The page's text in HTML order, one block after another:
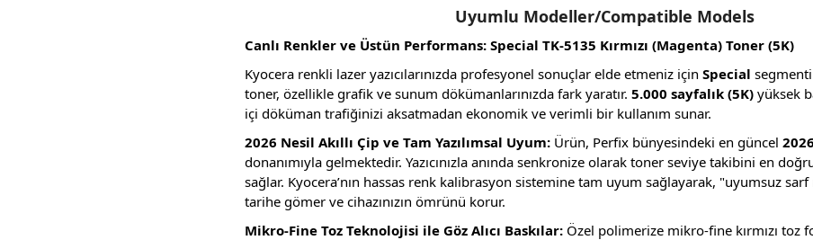
Uyumlu Modeller/Compatible Models
Canlı Renkler ve Üstün Performans: Special TK-5135 Kırmızı (Magenta) Toner (5K)
Kyocera renkli lazer yazıcılarınızda profesyonel sonuçlar elde etmeniz için Special
toner, özellikle grafik ve sunum dökümanlarınızda fark yaratır. 5.000 sayfalık (5K) yüksek
içi döküman trafiğinizi aksatmadan ekonomik ve verimli bir kullanım sunar.
2026 Nesil Akıllı Çip ve Tam Yazılımsal Uyum: Ürün, Perfix bünyesindeki en güncel
donanımıyla gelmektedir. Yazıcınızla anında senkronize olarak toner seviye takibini en
sağlar. Kyocera’nın hassas renk kalibrasyon sistemine tam uyum sağlayarak, "uyumsuz sarf
tarihe gömer ve cihazınızın ömrünü korur.
Mikro-Fine Toz Teknolojisi ile Göz Alıcı Baskılar: Özel polimerize mikro-fine kırmızı toz